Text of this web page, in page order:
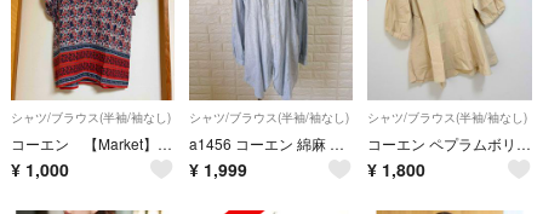
シャツ/ブラウス(半袖/袖なし)
コーエン 【Market】ボイルスキッパーブラウス
¥ 1,000
シャツ/ブラウス(半袖/袖なし)
a1456 コーエン 綿麻 ストライプ チュニック シャツ ブルー M 訳あり
¥ 1,999
シャツ/ブラウス(半袖/袖なし)
コーエン ペプラムボリュームスリーブブラウス
¥ 1,800